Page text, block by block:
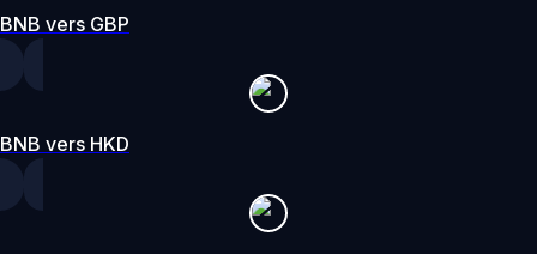
BNB vers GBP
BNB vers HKD